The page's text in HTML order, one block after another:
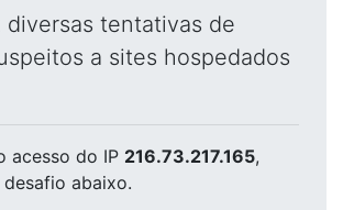
diversas tentativas de
a sites hospedados
acesso do IP 216.73.217.165,
abaixo.